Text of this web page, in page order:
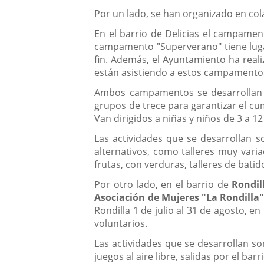
Por un lado, se han organizado en
En el barrio de Delicias el
campamento "Superverano" tiene
fin. Además, el Ayuntamiento ha
están asistiendo a estos
Ambos campamentos se
grupos de trece para garantizar el
Van dirigidos a niñas y niños de 3 a
Las actividades que se desarrollan
alternativos, como talleres muy
frutas, con verduras, talleres de
Por otro lado, en el barrio de
Asociación de Mujeres "La Rondilla"
Rondilla 1 de julio al 31 de agosto,
voluntarios.
Las actividades que se desarrollan
juegos al aire libre, salidas por el